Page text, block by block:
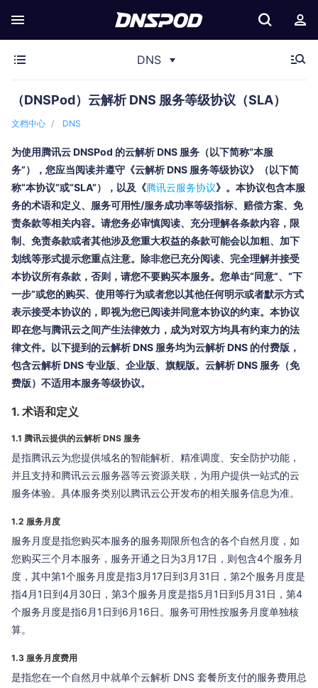
DNS
（DNSPod）云解析 DNS 服务等级协议（SLA）
文档中心 DNS
为使用腾讯云DNSPod 的云解析 DNS 服务 （以下简称“本服
务”），您应当阅读并遵守《云解析 DNS 服务等级协议》（以下简
称“本协议”或“SLA”），以及《腾讯云服务协议》。本协议包含本服
务的术语和定义、服务可用性/服务成功率等级指标、赔偿方案、免
责条款等相关内容。请您务必审慎阅读、充分理解各条款内容，限
制、免责条款或者其他涉及您重大权益的条款可能会以加粗、加下
划线等形式提示您重点注意。除非您已充分阅读、完全理解并接受
本协议所有条款，否则，请您不要购买本服务。您单击“同意”、“下
一步”或您的购买、使用等行为或者您以其他任何明示或者默示方式
表示接受本协议的，即视为您已阅读并同意本协议的约束。本协议
即在您与腾讯云之间产生法律效力，成为对双方均具有约束力的法
律文件。以下提到的云解析 DNS 服务均为云解析 DNS 的付费版，
包含云解析 DNS 专业版、企业版、旗舰版。云解析 DNS 服务（免
费版）不适用本服务等级协议。
1. 术语和定义
1.1 腾讯云提供的云解析 DNS 服务
是指腾讯云为您提供域名的智能解析、精准调度、安全防护功能，
并且支持和腾讯云云服务器等云资源关联，为用户提供一站式的云
服务体验。具体服务类别以腾讯云公开发布的相关服务信息为准。
1.2 服务月度
服务月度是指您购买本服务的服务期限所包含的各个自然月度，如
您购买三个月本服务，服务开通之日为3月17日，则包含4个服务月
度，其中第1个服务月度是指3月17日到3月31日，第2个服务月度是
指4月1日到4月30日，第3个服务月度是指5月1日到5月31日，第4
个服务月度是指6月1日到6月16日。服务可用性按服务月度单独核
算。
1.3 服务月度费用
是指您在一个自然月中就单个云解析 DNS 套餐所支付的服务费用总